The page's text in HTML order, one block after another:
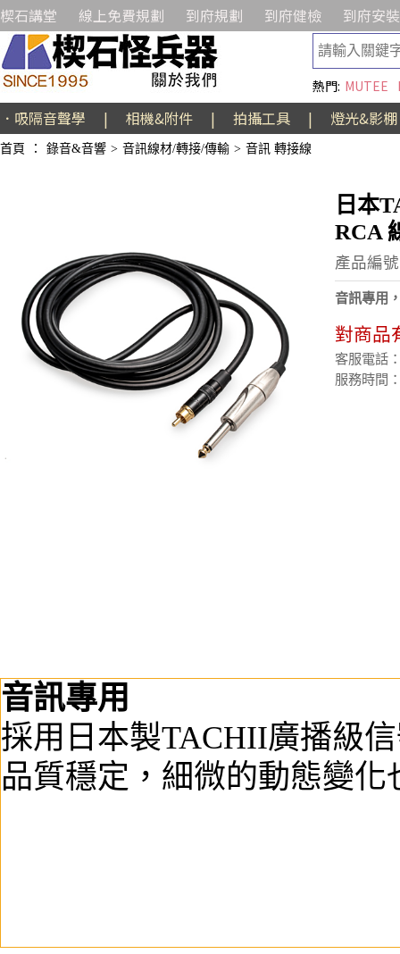
楔石講堂 線上免費規劃 到府規劃 到府健檢 到府安裝
熱門: MUTEE
．吸隔音聲學 | 相機&附件 | 拍攝工具 | 燈光&影棚
首頁 ： 錄音&音響 > 音訊線材/轉接/傳輸 > 音訊 轉接線
日本
RCA
產品編
音訊專用
對商品
客服電話
服務時間
音訊專用
採用日本製TACHII廣播級
品質穩定，細微的動態變化